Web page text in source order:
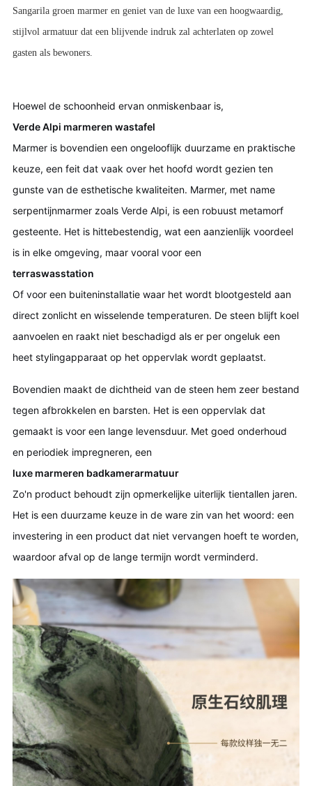
Sangarila groen marmer en geniet van de luxe van een hoogwaardig,
stijlvol armatuur dat een blijvende indruk zal achterlaten op zowel
gasten als bewoners.
Hoewel de schoonheid ervan onmiskenbaar is,
Verde Alpi marmeren wastafel
Marmer is bovendien een ongelooflijk duurzame en praktische
keuze, een feit dat vaak over het hoofd wordt gezien ten
gunste van de esthetische kwaliteiten. Marmer, met name
serpentijnmarmer zoals Verde Alpi, is een robuust metamorf
gesteente. Het is hittebestendig, wat een aanzienlijk voordeel
is in elke omgeving, maar vooral voor een
terraswasstation
Of voor een buiteninstallatie waar het wordt blootgesteld aan
direct zonlicht en wisselende temperaturen. De steen blijft koel
aanvoelen en raakt niet beschadigd als er per ongeluk een
heet stylingapparaat op het oppervlak wordt geplaatst.
Bovendien maakt de dichtheid van de steen hem zeer bestand
tegen afbrokkelen en barsten. Het is een oppervlak dat
gemaakt is voor een lange levensduur. Met goed onderhoud
en periodiek impregneren, een
luxe marmeren badkamerarmatuur
Zo'n product behoudt zijn opmerkelijke uiterlijk tientallen jaren.
Het is een duurzame keuze in de ware zin van het woord: een
investering in een product dat niet vervangen hoeft te worden,
waardoor afval op de lange termijn wordt verminderd.